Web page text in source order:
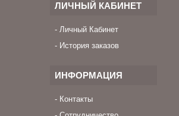
ЛИЧНЫЙ КАБИНЕТ
Личный Кабинет
История заказов
ИНФОРМАЦИЯ
Контакты